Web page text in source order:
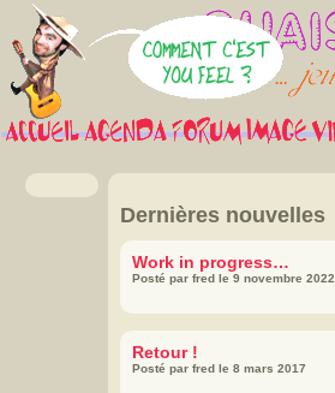
Dernières nouvelles
Work in progress…
Posté par fred le 9 novembre 2022
Retour !
Posté par fred le 8 mars 2017